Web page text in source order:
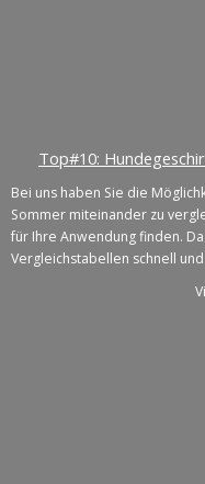
Top#10:
Bei uns haben Sie die
Sommer miteinander zu
für Ihre Anwendung finden.
Vergleichstabellen schnell